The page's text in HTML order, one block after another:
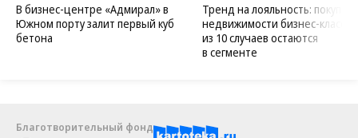
В бизнес-центре «Адмирал» в
Южном порту залит первый куб
бетона
Тренд на лояльность:
недвижимости бизнес-класса
из 10 случаев остаются
в сегменте
Благотворительный фонд